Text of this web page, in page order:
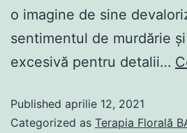
o imagine de sine
sentimentul de murdărie
excesivă pentru detalii…
Published aprilie 12, 2021
Categorized as Terapia Florală